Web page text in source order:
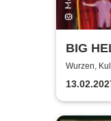
BIG
Gelbke
Wurzen,